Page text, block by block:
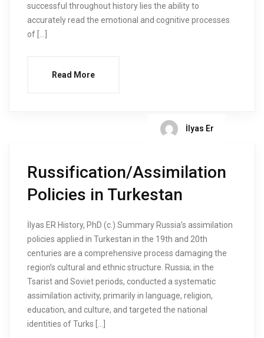
successful throughout history lies the ability to
accurately read the emotional and cognitive processes
of […]
Read More
İlyas Er
Russification/Assimilation
Policies in Turkestan
İlyas ER History, PhD (c.) Summary Russia’s assimilation
policies applied in Turkestan in the 19th and 20th
centuries are a comprehensive process damaging the
region’s cultural and ethnic structure. Russia; in the
Tsarist and Soviet periods, conducted a systematic
assimilation activity, primarily in language, religion,
education, and culture, and targeted the national
identities of Turks […]